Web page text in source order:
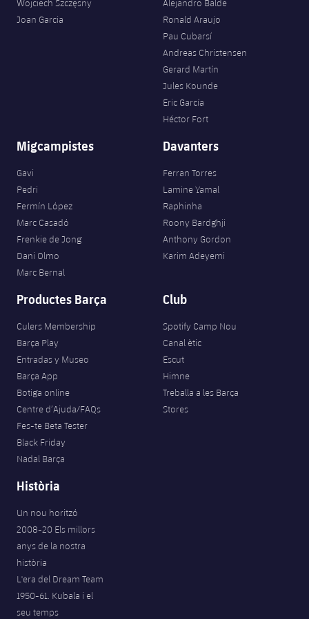
Jugadors
Classificació
Juvenil
Notícies
Atletisme
Resultats
Classificació
Calendari
Resultats
Classificació
Hoquei herba
plusicon
més
Hockey Herba Masculí
Hockey Herba Femení
Actualitat
Escola de Patinatge
Rugby
plusicon
més
Jugadors
Calendari
Resultats
Classificació
Fotos
plusicon
més
Notícies
Voleibol masculí
Voleibol femení
Apunta't a les amateurs
Apunta't a les amateurs
Carnet de l'Esportista Amateur
PLUSICON
MÉS
VALORANT Rising
Wojciech Szczęsny
Joan Garcia
Alejandro Balde
Ronald Araujo
Pau Cubarsí
Andreas Christensen
Gerard Martín
Jules Kounde
Eric García
Héctor Fort
Migcampistes
Gavi
Pedri
Fermín López
Marc Casadó
Frenkie de Jong
Dani Olmo
Marc Bernal
Davanters
Ferran Torres
Lamine Yamal
Raphinha
Roony Bardghji
Anthony Gordon
Karim Adeyemi
Productes Barça
Culers Membership
Barça Play
Entradas y Museo
Barça App
Botiga online
Centre d’Ajuda/FAQs
Fes-te Beta Tester
Black Friday
Nadal Barça
Club
Spotify Camp Nou
Canal ètic
Escut
Himne
Treballa a les Barça
Stores
Història
Un nou horitzó
2008-20 Els millors
anys de la nostra
història
L'era del Dream Team
1950-61. Kubala i el
seu temps